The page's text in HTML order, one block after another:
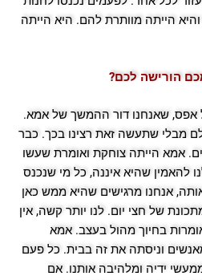
הייתה מוותרת להם. היא הייתה
הורישה לכם?
אפס, שאנחנו דור ההמשך של אמא.
מבלי שתעשה זאת רצינו בכך. כבר
אמא הייתה צוחקת ואומרת שעשו
להאמין שהיא איננה, כל מי שנכנס
אנחנו מרגישים שהיא ממש כאן
של חצי יום. לנו יותר קשה, אין
בחיוך מהול בעצב. אמא
וניסתה את זה בבית. כל פעם
ידיה ומלהיבה אותנו. אם